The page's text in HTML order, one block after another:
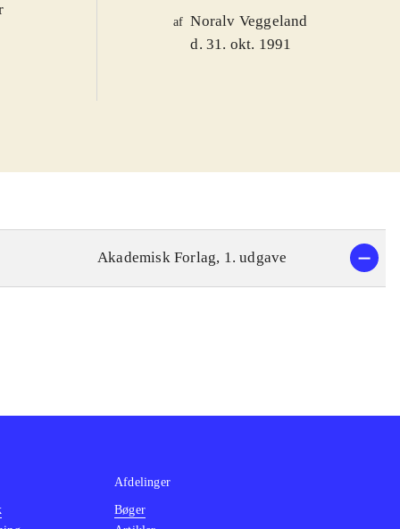
af Noralv Veggeland
d. 31. okt. 1991
Akademisk Forlag, 1. udgave
Afdelinger
Bøger